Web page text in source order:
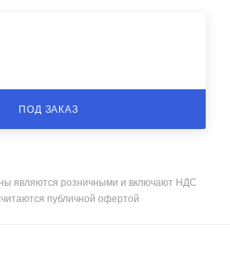
ПОД ЗАКАЗ
являются розничными и включают НДС
публичной офертой